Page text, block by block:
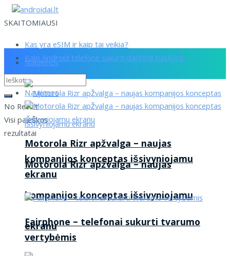
SKAITOMIAUSI
Kas yra eSIM ir kaip tai veikia?
Kaip Android telefone sukurti darbinę paskyrą
No Result
Visi paieškos
rezultatai
Naujienos
Motorola Rizr apžvalga – naujas
kompanijos konceptas išsivyniojamu
ekranu
Naujienos
Motorola Rizr apžvalga – naujas
kompanijos konceptas išsivyniojamu
ekranu
Fairphone – telefonai sukurti tvarumo
vertybėmis